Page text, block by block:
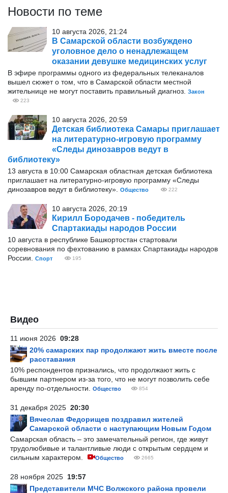
Новости по теме
10 августа 2026, 21:24
В Самарской области возбуждено
уголовное дело о ненадлежащем
оказании девушке медицинских услуг
В эфире программы одного из федеральных телеканалов
вышел сюжет о том, что в Самарской области местной
жительнице не могут поставить правильный диагноз.
Закон
223
10 августа 2026, 20:59
Детская библиотека Самары приглашает
на литературно-игровую программу
«Следы динозавров ведут в
библиотеку»
13 августа в 10:00 Самарская областная детская библиотека
приглашает на литературно-игровую программу «Следы
динозавров ведут в библиотеку».
Общество 222
10 августа 2026, 20:19
Кирилл Бородачев - победитель
Спартакиады народов России
10 августа в республике Башкортостан стартовали
соревнования по фехтованию в рамках Спартакиады народов
России.
Спорт 195
Видео
11 июня 2026 09:28
20% самарских пар продолжают жить вместе после
расставания
10% респондентов признались, что продолжают жить с
бывшим партнером из-за того, что не могут позволить себе
аренду по-отдельности.
Общество 854
31 декабря 2025 20:30
Вячеслав Федорищев поздравил жителей
Самарской области с наступающим Новым Годом
Самарская область – это замечательный регион, где живут
трудолюбивые и талантливые люди с открытым сердцем и
сильным характером.
Общество 2665
28 ноября 2025 19:57
Представители МЧС Волжского района провели